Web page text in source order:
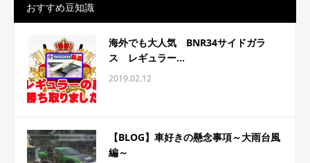
おすすめ豆知識
海外でも大人気 BNR34サイドガラ
ス レギュラー...
2019.02.12
【BLOG】車好きの懸念事項～大雨台風
編～